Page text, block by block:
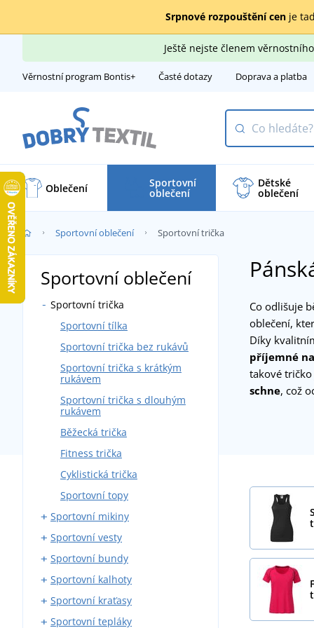
Srpnové rozpouštění cenje
Ještě nejste členem
Věrnostní program Bontis+ Časté dotazy Doprava a platba
Oblečení Sportovní
oblečení
Dětské
oblečení
Sportovní oblečení Sportovní trička
Co odlišuje
oblečení,
Díky
příjemné
takové
schne, což
Sportovní oblečení
Sportovní trička
Sportovní tílka
Sportovní trička bez rukávů
Sportovní trička s krátkým
rukávem
Sportovní trička s dlouhým
rukávem
Běžecká trička
Fitness trička
Cyklistická trička
Sportovní topy
Sportovní mikiny
Sportovní mikiny na zip
Sportovní mikiny přes hlavu
Sportovní vesty
Softshellové sportovní vesty
Outdoorové vesty
Sportovní bundy
Sportovní softshellové bundy
Sportovní prošívané bundy
Běžecké bundy
Sportovní kalhoty
Běžecké kalhoty
Elastické kalhoty
Sportovní kraťasy
Běžecké kraťasy
Sportovní tepláky